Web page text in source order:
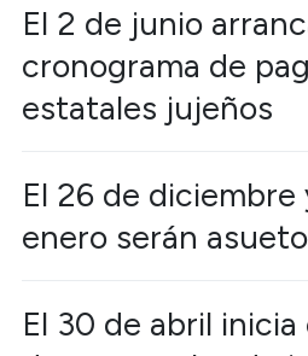
El 2 de junio
cronograma de
estatales jujeños
El 26 de diciembre
enero serán
El 30 de abril